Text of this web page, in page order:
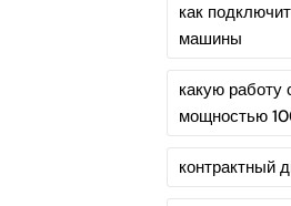
как
машины
какую работу
мощностью
контрактный